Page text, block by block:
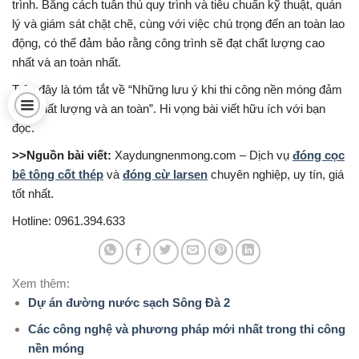
trình. Bằng cách tuân thủ quy trình và tiêu chuẩn kỹ thuật, quản
lý và giám sát chặt chẽ, cùng với việc chú trọng đến an toàn lao
động, có thể đảm bảo rằng công trình sẽ đạt chất lượng cao
nhất và an toàn nhất.
Trên đây là tóm tắt về “Những lưu ý khi thi công nền móng đảm
bảo chất lượng và an toàn”. Hi vọng bài viết hữu ích với bạn
đọc.
>>Nguồn bài viết: Xaydungnenmong.com – Dịch vụ đóng cọc
bê tông cốt thép và đóng cừ larsen chuyên nghiệp, uy tín, giá
tốt nhất.
Hotline: 0961.394.633
Xem thêm:
Dự án đường nước sạch Sông Đà 2
Các công nghệ và phương pháp mới nhất trong thi công
nền móng